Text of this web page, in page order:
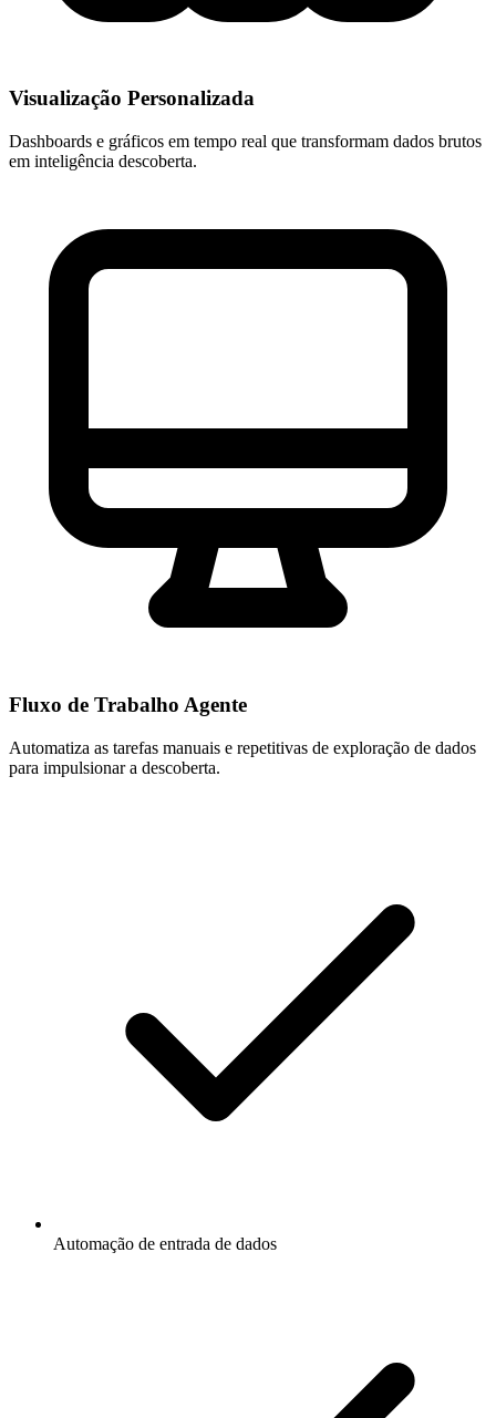
Visualização Personalizada
Dashboards e gráficos em tempo real que transformam dados brutos
em inteligência descoberta.
Fluxo de Trabalho Agente
Automatiza as tarefas manuais e repetitivas de exploração de dados
para impulsionar a descoberta.
Automação de entrada de dados